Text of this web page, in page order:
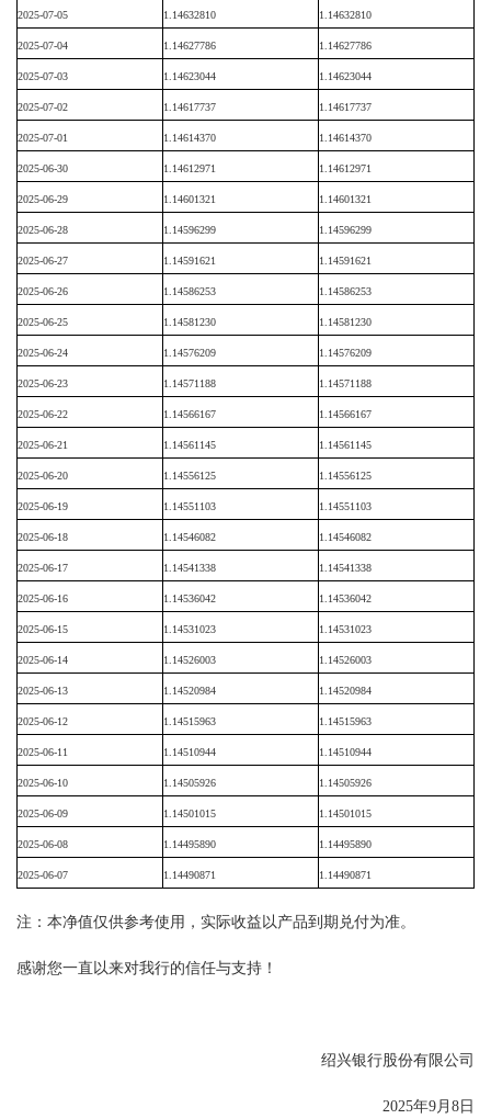
2025-07-05 1.14632810 1.14632810
2025-07-04 1.14627786 1.14627786
2025-07-03 1.14623044 1.14623044
2025-07-02 1.14617737 1.14617737
2025-07-01 1.14614370 1.14614370
2025-06-30 1.14612971 1.14612971
2025-06-29 1.14601321 1.14601321
2025-06-28 1.14596299 1.14596299
2025-06-27 1.14591621 1.14591621
2025-06-26 1.14586253 1.14586253
2025-06-25 1.14581230 1.14581230
2025-06-24 1.14576209 1.14576209
2025-06-23 1.14571188 1.14571188
2025-06-22 1.14566167 1.14566167
2025-06-21 1.14561145 1.14561145
2025-06-20 1.14556125 1.14556125
2025-06-19 1.14551103 1.14551103
2025-06-18 1.14546082 1.14546082
2025-06-17 1.14541338 1.14541338
2025-06-16 1.14536042 1.14536042
2025-06-15 1.14531023 1.14531023
2025-06-14 1.14526003 1.14526003
2025-06-13 1.14520984 1.14520984
2025-06-12 1.14515963 1.14515963
2025-06-11 1.14510944 1.14510944
2025-06-10 1.14505926 1.14505926
2025-06-09 1.14501015 1.14501015
2025-06-08 1.14495890 1.14495890
2025-06-07 1.14490871 1.14490871
注：本净值仅供参考使用，实际收益以产品到期兑付为准。
感谢您一直以来对我行的信任与支持！
绍兴银行股份有限公司
2025年9月 8 日